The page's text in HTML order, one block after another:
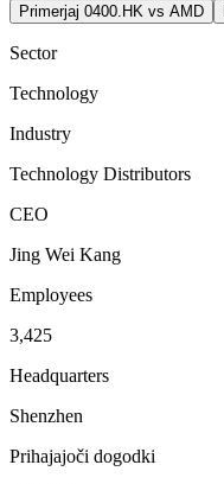
Primerjaj 0400.HK vs AMD
Sector
Technology
Industry
Technology Distributors
CEO
Jing Wei Kang
Employees
3,425
Headquarters
Shenzhen
Prihajajoči dogodki